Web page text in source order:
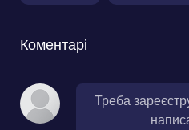
Коментарі
Треба